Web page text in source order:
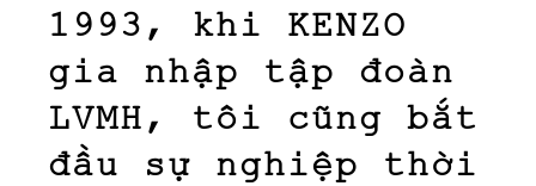
1993, khi KENZO
gia nhập tập đoàn
LVMH, tôi cũng bắt
đầu sự nghiệp thời